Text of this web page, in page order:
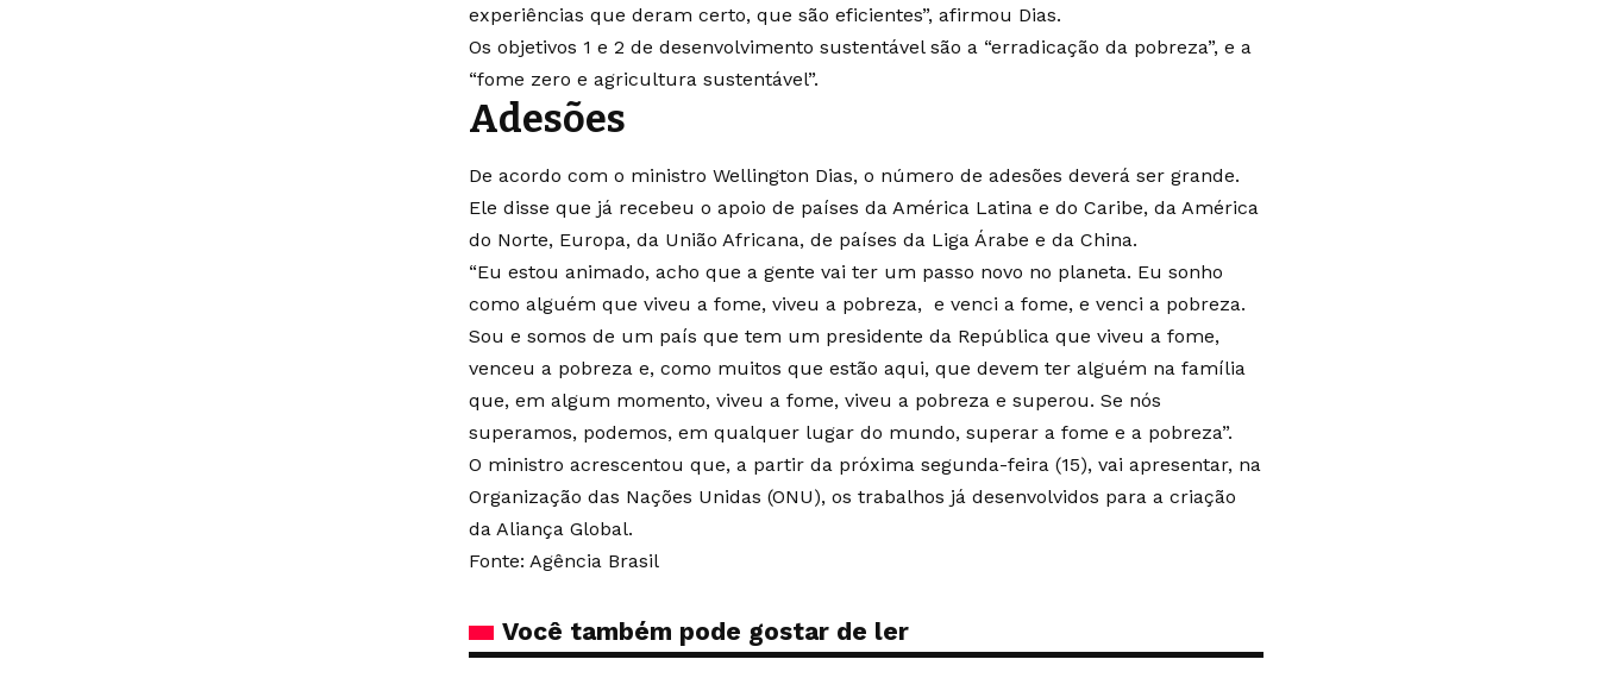
experiências que deram certo, que são eficientes”, afirmou Dias.
Os objetivos 1 e 2 de desenvolvimento sustentável são a “erradicação da pobreza”, e a
“fome zero e agricultura sustentável”.
Adesões
De acordo com o ministro Wellington Dias, o número de adesões deverá ser grande.
Ele disse que já recebeu o apoio de países da América Latina e do Caribe, da América
do Norte, Europa, da União Africana, de países da Liga Árabe e da China.
“Eu estou animado, acho que a gente vai ter um passo novo no planeta. Eu sonho
como alguém que viveu a fome, viveu a pobreza, e venci a fome, e venci a pobreza.
Sou e somos de um país que tem um presidente da República que viveu a fome,
venceu a pobreza e, como muitos que estão aqui, que devem ter alguém na família
que, em algum momento, viveu a fome, viveu a pobreza e superou. Se nós
superamos, podemos, em qualquer lugar do mundo, superar a fome e a pobreza”.
O ministro acrescentou que, a partir da próxima segunda-feira (15), vai apresentar, na
Organização das Nações Unidas (ONU), os trabalhos já desenvolvidos para a criação
da Aliança Global.
Fonte: Agência Brasil
Você também pode gostar de ler